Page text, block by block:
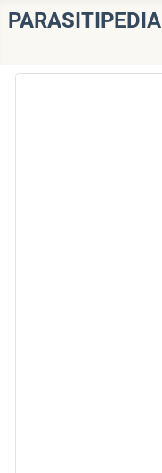
PARASITIPEDIA